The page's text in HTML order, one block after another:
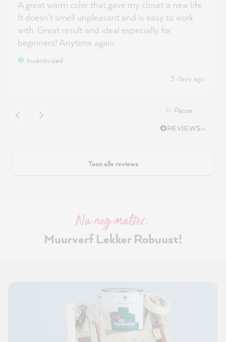
A great warm color that gave my closet a new life.
It doesn't smell unpleasant and is easy to work
with. Great result and ideal especially for
beginners! Anytime again
Incentivized
3 days ago
Pause
Toon alle reviews
Nu nog matter:
Muurverf Lekker Robuust!